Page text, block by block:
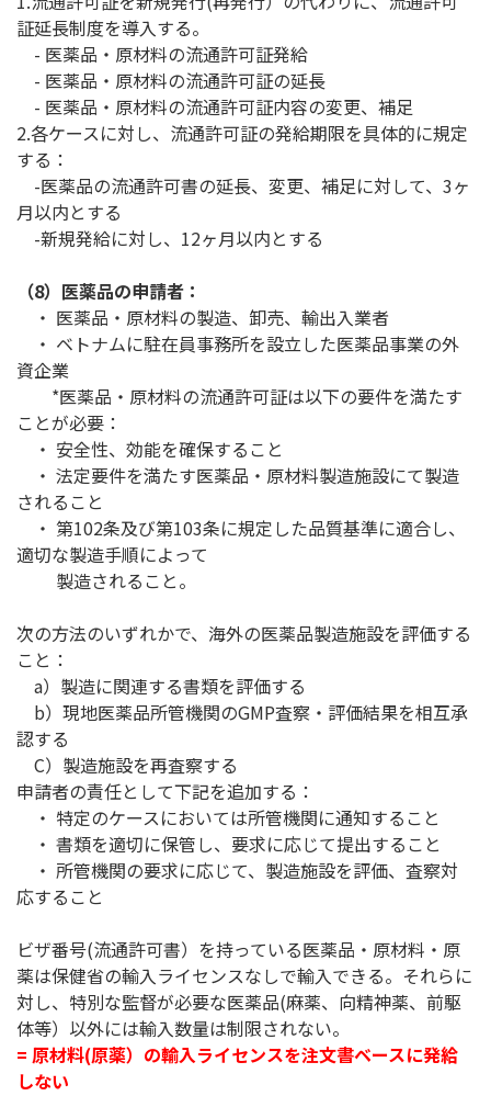
証延長制度を導入する。
- 医薬品・原材料の流通許可証発給
- 医薬品・原材料の流通許可証の延長
- 医薬品・原材料の流通許可証内容の変更、補足
2.各ケースに対し、流通許可証の発給期限を具体的に規定
する：
-医薬品の流通許可書の延長、変更、補足に対して、3ヶ
月以内とする
-新規発給に対し、12ヶ月以内とする
（8）医薬品の申請者：
・ 医薬品・原材料の製造、卸売、輸出入業者
・ ベトナムに駐在員事務所を設立した医薬品事業の外
資企業
*医薬品・原材料の流通許可証は以下の要件を満たす
ことが必要：
・ 安全性、効能を確保すること
・ 法定要件を満たす医薬品・原材料製造施設にて製造
されること
・ 第102条及び第103条に規定した品質基準に適合し、
適切な製造手順によって
製造されること。
次の方法のいずれかで、海外の医薬品製造施設を評価する
こと：
a）製造に関連する書類を評価する
b）現地医薬品所管機関のGMP査察・評価結果を相互承
認する
C）製造施設を再査察する
申請者の責任として下記を追加する：
・ 特定のケースにおいては所管機関に通知すること
・ 書類を適切に保管し、要求に応じて提出すること
・ 所管機関の要求に応じて、製造施設を評価、査察対
応すること
ビザ番号(流通許可書）を持っている医薬品・原材料・原
薬は保健省の輸入ライセンスなしで輸入できる。それらに
対し、特別な監督が必要な医薬品(麻薬、向精神薬、前駆
体等）以外には輸入数量は制限されない。
= 原材料(原薬）の輸入ライセンスを注文書ベースに発給
しない